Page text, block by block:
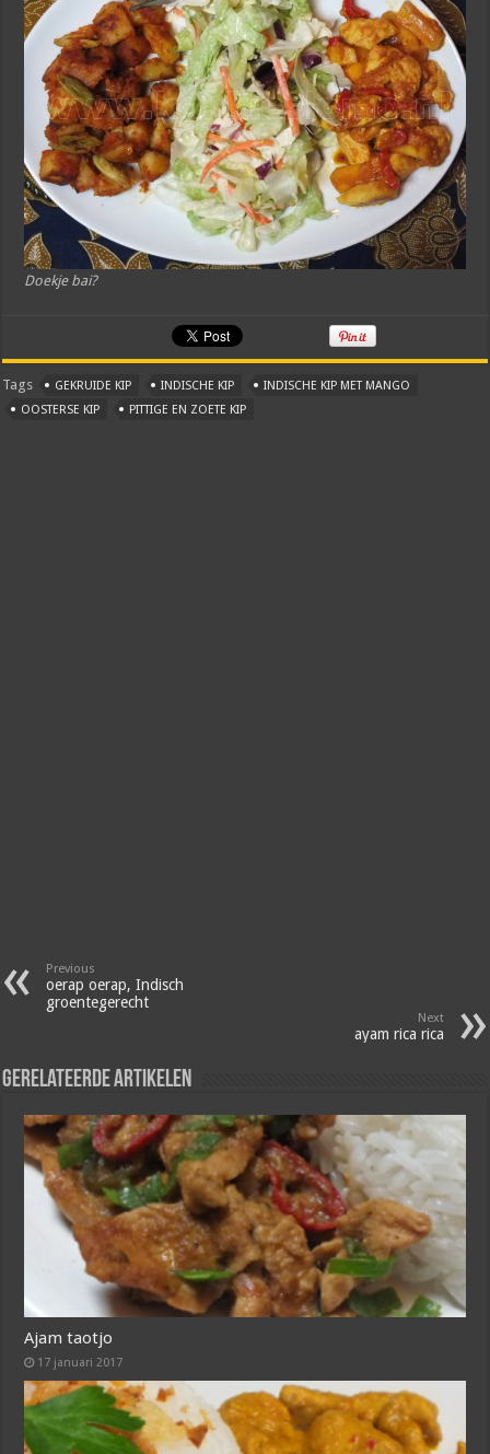
Doekje bai?
Tags GEKRUIDE KIP INDISCHE KIP
INDISCHE KIP MET MANGO
OOSTERSE KIP
PITTIGE EN ZOETE KIP
Previous
oerap oerap, Indisch
groentegerecht
Next
ayam rica rica
Gerelateerde artikelen
Ajam taotjo
17 januari 2017